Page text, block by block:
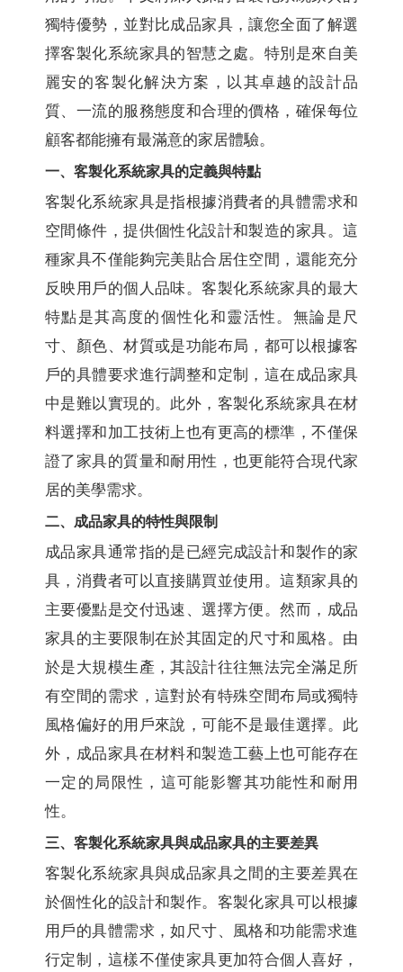
獨特優勢，並對比成品家具，讓您全面了解選
擇客製化系統家具的智慧之處。特別是來自美
麗安的客製化解決方案，以其卓越的設計品
質、一流的服務態度和合理的價格，確保每位
顧客都能擁有最滿意的家居體驗。
一、客製化系統家具的定義與特點
客製化系統家具是指根據消費者的具體需求和
空間條件，提供個性化設計和製造的家具。這
種家具不僅能夠完美貼合居住空間，還能充分
反映用戶的個人品味。客製化系統家具的最大
特點是其高度的個性化和靈活性。無論是尺
寸、顏色、材質或是功能布局，都可以根據客
戶的具體要求進行調整和定制，這在成品家具
中是難以實現的。此外，客製化系統家具在材
料選擇和加工技術上也有更高的標準，不僅保
證了家具的質量和耐用性，也更能符合現代家
居的美學需求。
二、成品家具的特性與限制
成品家具通常指的是已經完成設計和製作的家
具，消費者可以直接購買並使用。這類家具的
主要優點是交付迅速、選擇方便。然而，成品
家具的主要限制在於其固定的尺寸和風格。由
於是大規模生產，其設計往往無法完全滿足所
有空間的需求，這對於有特殊空間布局或獨特
風格偏好的用戶來說，可能不是最佳選擇。此
外，成品家具在材料和製造工藝上也可能存在
一定的局限性，這可能影響其功能性和耐用
性。
三、客製化系統家具與成品家具的主要差異
客製化系統家具與成品家具之間的主要差異在
於個性化的設計和製作。客製化家具可以根據
用戶的具體需求，如尺寸、風格和功能需求進
行定制，這樣不僅使家具更加符合個人喜好，